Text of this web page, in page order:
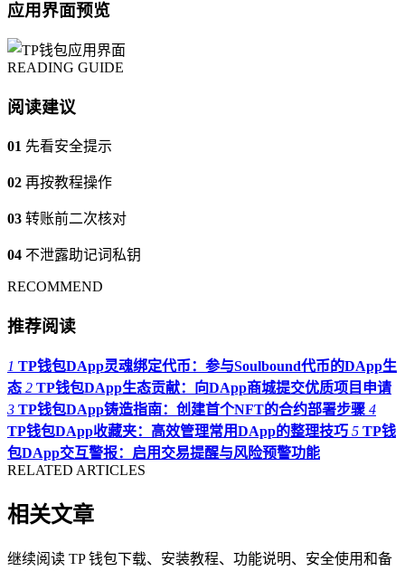
应用界面预览
READING GUIDE
阅读建议
01 先看安全提示
02 再按教程操作
03 转账前二次核对
04 不泄露助记词私钥
RECOMMEND
推荐阅读
1 TP钱包DApp灵魂绑定代币：参与Soulbound代币的DApp生
态 2 TP钱包DApp生态贡献：向DApp商城提交优质项目申请
3 TP钱包DApp铸造指南：创建首个NFT的合约部署步骤 4
TP钱包DApp收藏夹：高效管理常用DApp的整理技巧 5 TP钱
包DApp交互警报：启用交易提醒与风险预警功能
RELATED ARTICLES
相关文章
继续阅读 TP 钱包下载、安装教程、功能说明、安全使用和备